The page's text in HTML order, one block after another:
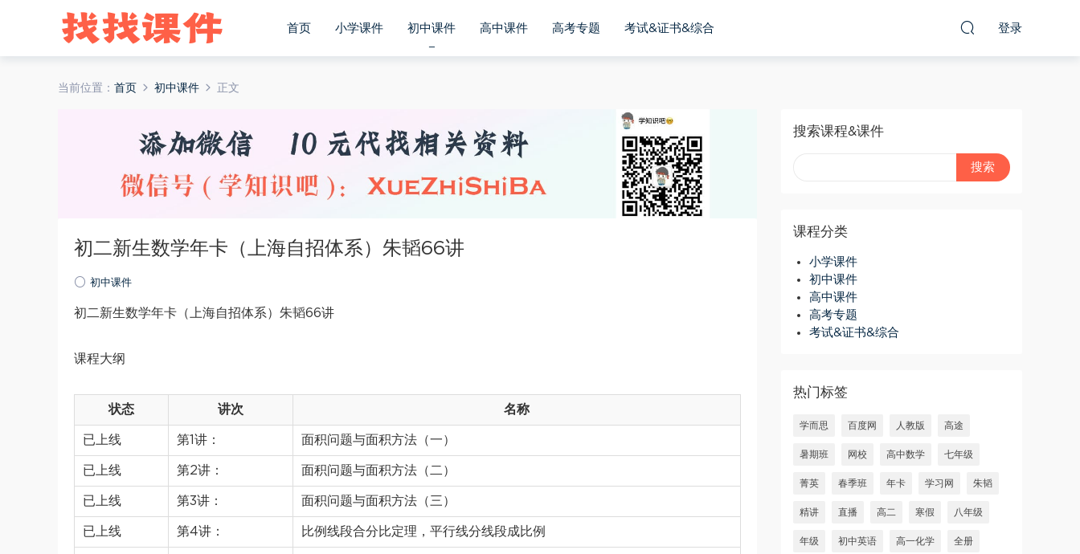
首页 小学课件 初中课件 高中课件 高考专题 考试&证书&综合 登录
当前位置： 首页 初中课件 正文
初二新生数学年卡（上海自招体系）朱韬66讲
初中课件
初二新生数学年卡（上海自招体系）朱韬66讲
课程大纲
状态 讲次 名称
已上线 第1讲： 面积问题与面积方法（一）
已上线 第2讲： 面积问题与面积方法（二）
已上线 第3讲： 面积问题与面积方法（三）
已上线 第4讲： 比例线段合分比定理，平行线分线段成比例
搜索课程&课件
课程分类
小学课件
初中课件
高中课件
高考专题
考试&证书&综合
热门标签
学而思 百度网 人教版 高途
暑期班 网校 高中数学 七年级
菁英 春季班 年卡 学习网 朱韬
精讲 直播 高二 寒假 八年级
年级 初中英语 高一化学 全册